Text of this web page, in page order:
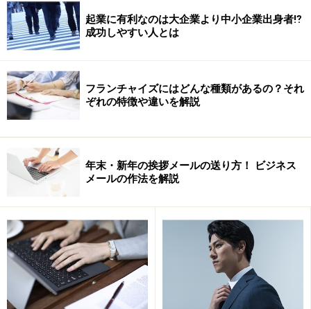
を抑制するセロトニンが低くなっているそうです。そし
て、ライバルが出現したり、闘争意欲をかきたてられた
りして負けん気を発揮すると、テストステロンという男
性ホルモンの一種となる脳内ホルモンが分泌され、これ
が、ドーパミンやノルアドレナリンを増加させるため、
やる気をさらにアップさせるそうです。
「よし、○○にチャレンジしよう！」と決めた翌日に、
「冷静に考えたら、やっぱり自分にはムリ？」と思った
りすると、急にテンションが下がってしまうことがあり
せすぎたりすると、セロトニンの分泌量が増えて、やる
気にブレーキをかけることになるからだそうです。する
と、やる気の低下は、ドーパミンやノルアドレナリンの
分泌が低下した状態のことで、下げないようにコントー
起業に有利なのは大企業より中小企業出身者⁉
成功しやすい人とは
フランチャイズにはどんな種類があるの？それ
ぞれの特徴や違いを解説
年末・新年の挨拶メールの送り方！ ビジネス
メールの作法を解説